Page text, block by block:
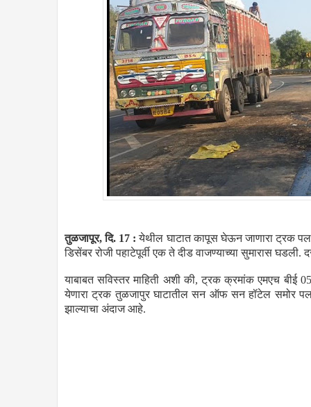
तुळजापूर, दि. 17 : येथील घाटात कापूस घेऊन जाणारा ट्रक
डिसेंबर रोजी पहाटेपूर्वी एक ते दीड वाजण्याच्या सुमारास
याबाबत सविस्तर माहिती अशी की, ट्रक क्रमांक एमएच बीई
येणारा ट्रक तुळजापुर घाटातील सन ऑफ सन हॉटेल समोर
झाल्याचा अंदाज आहे.